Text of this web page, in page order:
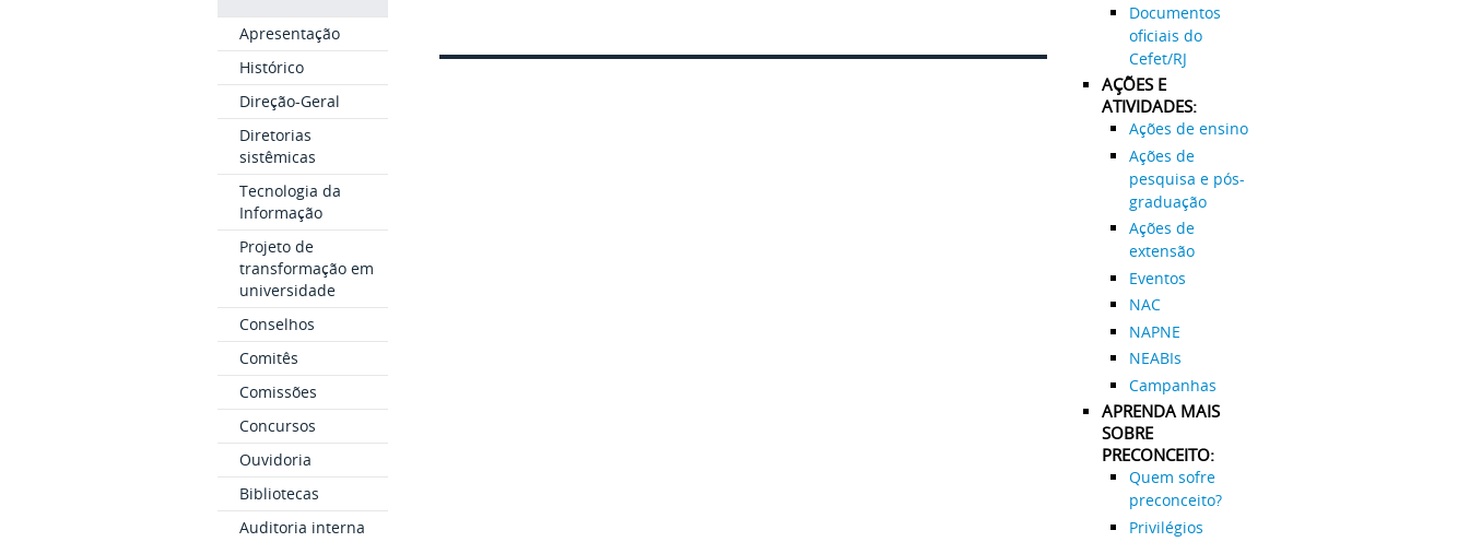
Apresentação
Histórico
Direção-Geral
Diretorias
sistêmicas
Tecnologia da
Informação
Projeto de
transformação em
universidade
Conselhos
Comitês
Comissões
Concursos
Ouvidoria
Bibliotecas
Auditoria interna
Documentos
oficiais do
Cefet/RJ
AÇÕES E
ATIVIDADES:
Ações de ensino
Ações de
pesquisa e pós-
graduação
Ações de
extensão
Eventos
NAC
NAPNE
NEABIs
Campanhas
APRENDA MAIS
SOBRE
PRECONCEITO:
Quem sofre
preconceito?
Privilégios